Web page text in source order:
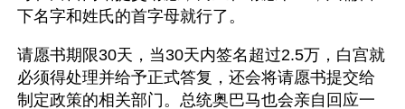
下名字和姓氏的首字母就行了。
请愿书期限30天，当30天内签名超过2.5万，白宫就
必须得处理并给予正式答复，还会将请愿书提交给
制定政策的相关部门。总统奥巴马也会亲自回应一